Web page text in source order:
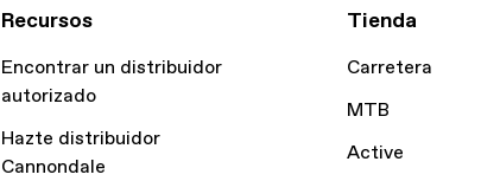
Recursos
Encontrar un distribuidor
autorizado
Hazte distribuidor
Cannondale
Tienda
Carretera
MTB
Active